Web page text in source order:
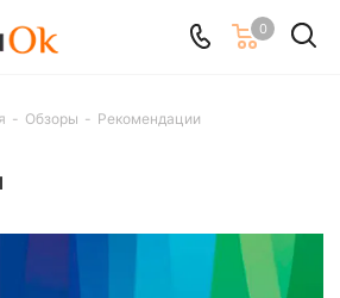
0
- Обзоры - Рекомендации